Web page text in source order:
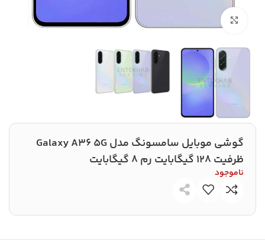
بزرگنمایی تصویر
گوشی موبايل سامسونگ مدل Galaxy A36 5G
ظرفیت 128 گیگابایت رم 8 گیگابایت
ناموجود